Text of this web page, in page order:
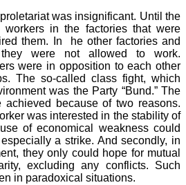
was insignificant. Until the
workers in the factories that were
them. In he other factories and
they were not allowed to work.
were in opposition to each other
The so-called class fight, which
was the Party “Bund.” The
because of two reasons.
was interested in the stability of
of economical weakness could
a strike. And secondly, in
they only could hope for mutual
excluding any conflicts. Such
in paradoxical situations.